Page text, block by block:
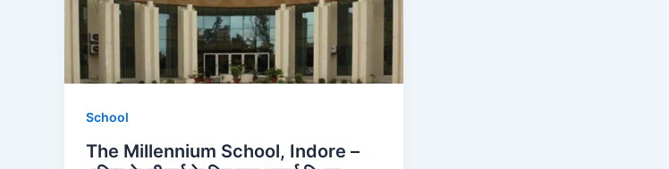
School
The Millennium School, Indore –